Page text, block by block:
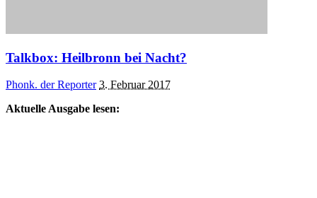
Talkbox: Heilbronn bei Nacht?
Posted
Phonk. der Reporter 3. Februar 2017
Aktuelle Ausgabe lesen: